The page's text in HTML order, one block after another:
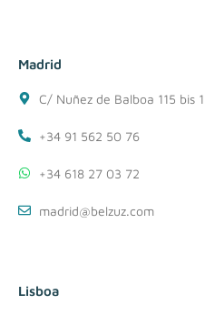
Madrid
C/ Nuñez de Balboa 115 bis
+34 91 562 50 76
+34 618 27 03 72
madrid@belzuz.com
Lisboa